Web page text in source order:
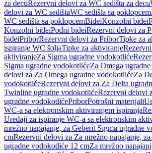
za decuRezervni delovi za WC sedišta za decu
delovi za WC sedištaWC sedišta sa poklopcem
WC sedišta sa poklopcemBideiKonzolni bidei
Konzolni bideiPodni bideiRezervni delovi za
bideiPriborRezervni delovi za PriborTipke za
ispiranje WC šoljaTipke za aktiviranje
aktiviranjeZa Sigma ugradne vodokotliće
Sigma ugradne vodokotlićeZa Omega
delovi za Za Omega ugradne vodokotlićeZa
vodokotlićeRezervni delovi za Za Delta
Twinline ugradne vodokotlićeRezervni delovi
ugradne vodokotlićePriborPotrošni materijali
WC-a sa elektronskim aktiviranjem ispiranja
Uređaji za ispiranje WC-a sa elektronskim
mrežno napajanje, za Geberit Sigma ugradne
cmRezervni delovi za Za mrežno napajanje,
ugradne vodokotliće 12 cmZa mrežno